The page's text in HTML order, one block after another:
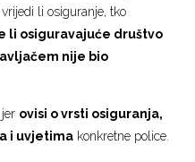
li osiguranje, tko
li osiguravajuće društvo
nije bio
ovisi o vrsti osiguranja,
i uvjetima konkretne police.